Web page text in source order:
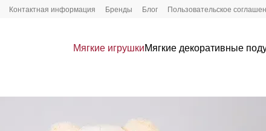
Контактная информация Бренды Блог Пользовательское
Мягкие игрушкиМягкие декоративные